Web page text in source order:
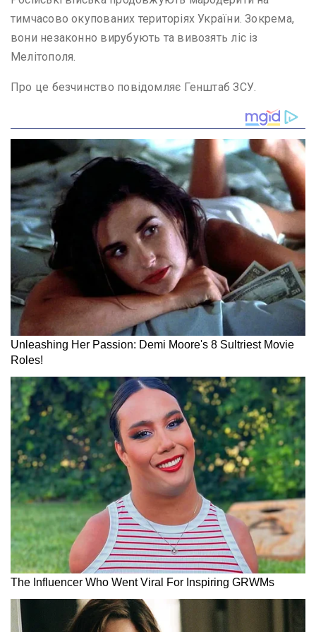
тимчасово окупованих територіях України. Зокрема,
вони незаконно вирубують та вивозять ліс із
Мелітополя.
Про це безчинство повідомляє Генштаб ЗСУ.